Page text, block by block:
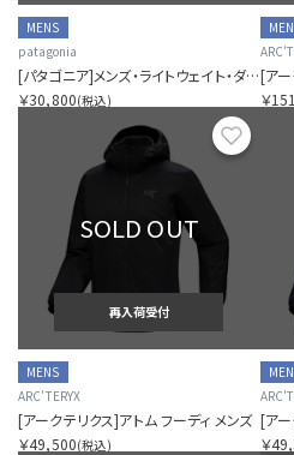
MENS
patagonia
[パタゴニア]メンズ・ライトウェイト・ダウン・セーター・ベスト
￥30,800(税込)
￥
お気に
SOLD OUT
再入荷受付
MENS
ARC'TERYX
[アークテリクス]アトム フーディ メンズ
￥49,500(税込)
[アー
￥